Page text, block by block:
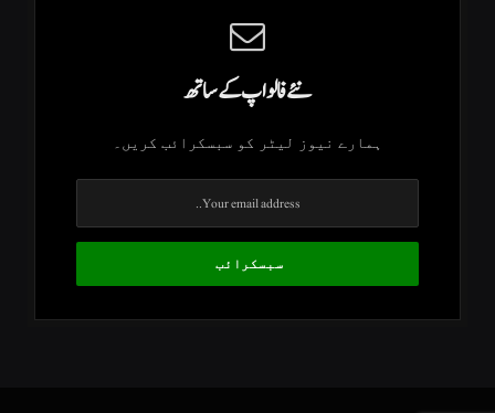
نئے فالو اپ کے ساتھ
ہمارے نیوز لیٹر کو سبسکرائب کریں۔